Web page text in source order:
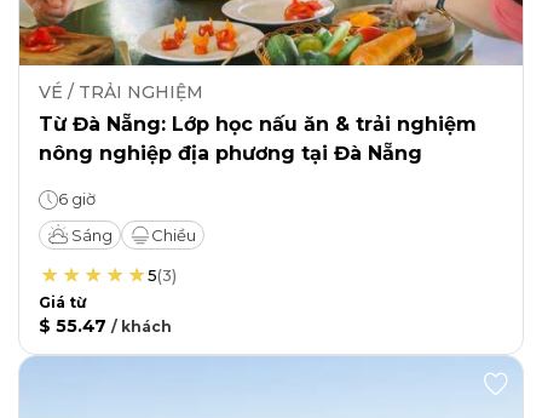
VÉ / TRẢI NGHIỆM
Từ Đà Nẵng: Lớp học nấu ăn & trải nghiệm
nông nghiệp địa phương tại Đà Nẵng
6 giờ
Sáng
Chiều
5(3)
Giá từ
$ 55.47 / khách